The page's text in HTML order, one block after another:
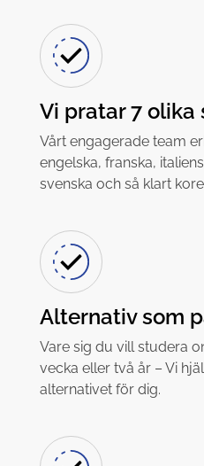
Vi pratar 7 olika
Vårt engagerade team
engelska, franska,
svenska och så klart
Alternativ som
Vare sig du vill studera
vecka eller två år – Vi
alternativet för dig.